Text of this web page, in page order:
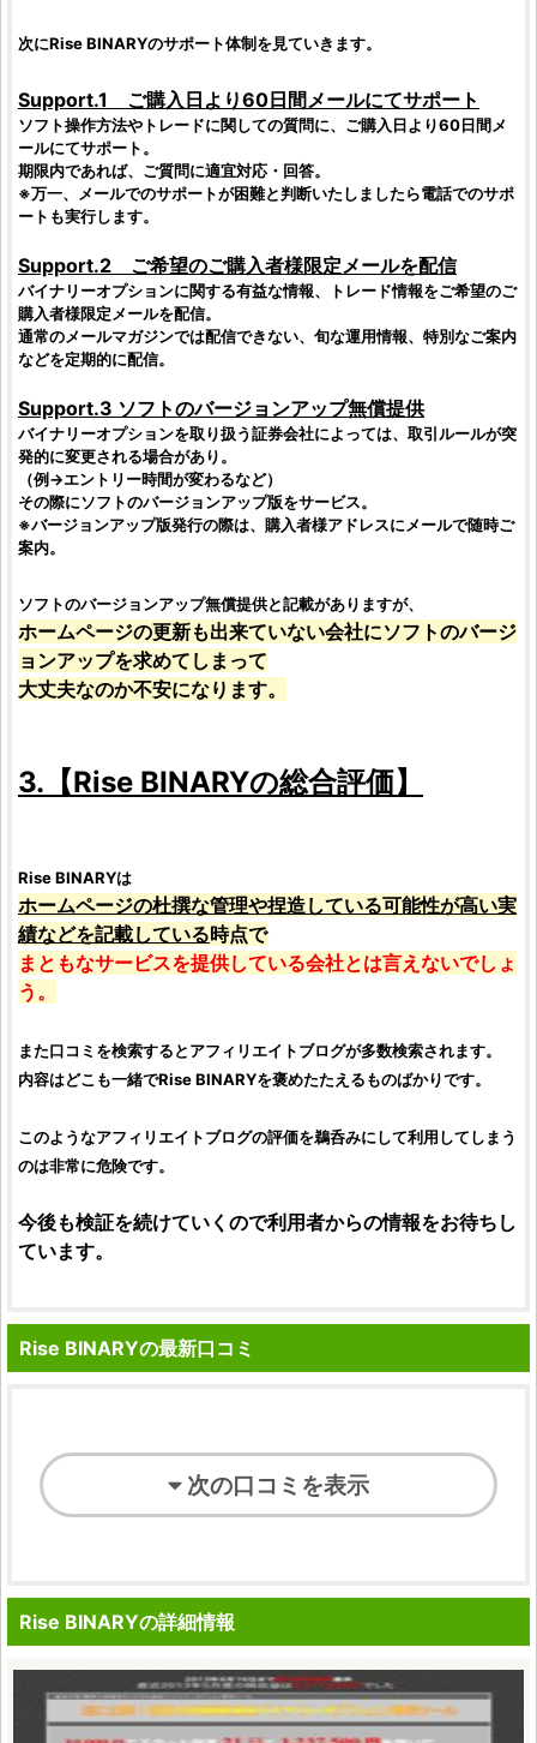
次にRise BINARYのサポート体制を見ていきます。
Support.1 ご購入日より60日間メールにてサポート
ソフト操作方法やトレードに関しての質問に、ご購入日より60日間メ
ールにてサポート。
期限内であれば、ご質問に適宜対応・回答。
※万一、メールでのサポートが困難と判断いたしましたら電話でのサポ
ートも実行します。
Support.2 ご希望のご購入者様限定メールを配信
バイナリーオプションに関する有益な情報、トレード情報をご希望のご
購入者様限定メールを配信。
通常のメールマガジンでは配信できない、旬な運用情報、特別なご案内
などを定期的に配信。
Support.3 ソフトのバージョンアップ無償提供
バイナリーオプションを取り扱う証券会社によっては、取引ルールが突
発的に変更される場合があり。
（例→エントリー時間が変わるなど）
その際にソフトのバージョンアップ版をサービス。
※バージョンアップ版発行の際は、購入者様アドレスにメールで随時ご
案内。
ソフトのバージョンアップ無償提供と記載がありますが、
ホームページの更新も出来ていない会社にソフトのバージ
ョンアップを求めてしまって
大丈夫なのか不安になります。
3.【Rise BINARYの総合評価】
Rise BINARYは
ホームページの杜撰な管理や捏造している可能性が高い実
績などを記載している時点で
まともなサービスを提供している会社とは言えないでしょ
う。
また口コミを検索するとアフィリエイトブログが多数検索されます。
内容はどこも一緒でRise BINARYを褒めたたえるものばかりです。
このようなアフィリエイトブログの評価を鵜呑みにして利用してしまう
のは非常に危険です。
今後も検証を続けていくので利用者からの情報をお待ちし
ています。
Rise BINARYの最新口コミ
次の口コミを表示
Rise BINARYの詳細情報